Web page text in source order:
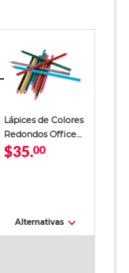
Lápices de Colores
Redondos Office
Depot 12 piezas
$35.00
Alternativas